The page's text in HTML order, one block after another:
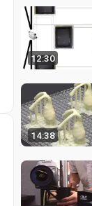
12:30
14:38